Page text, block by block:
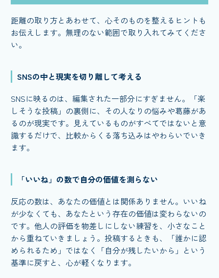
距離の取り方とあわせて、心そのものを整えるヒントも
お伝えします。無理のない範囲で取り入れてみてくださ
い。
SNSの中と現実を切り離して考える
SNSに映るのは、編集された一部分にすぎません。「楽
しそうな投稿」の裏側に、その人なりの悩みや葛藤があ
るのが現実です。見えているものがすべてではないと意
識するだけで、比較からくる落ち込みはやわらいでいき
ます。
「いいね」の数で自分の価値を測らない
反応の数は、あなたの価値とは関係ありません。いいね
が少なくても、あなたという存在の価値は変わらないの
です。他人の評価を物差しにしない練習を、小さなこと
から重ねていきましょう。投稿するときも、「誰かに認
められるため」ではなく「自分が残したいから」という
基準に戻すと、心が軽くなります。